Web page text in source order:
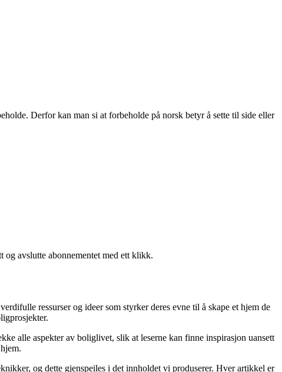
Derfor kan man si at forbeholde på norsk betyr å sette til side eller
avslutte abonnementet med ett klikk.
ressurser og ideer som styrker deres evne til å skape et hjem de
alle aspekter av boliglivet, slik at leserne kan finne inspirasjon uansett
og dette gjenspeiles i det innholdet vi produserer. Hver artikkel er